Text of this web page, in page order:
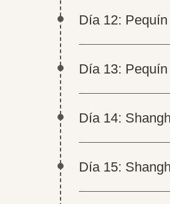
Día 12:
Día 13:
Día 14:
Día 15: